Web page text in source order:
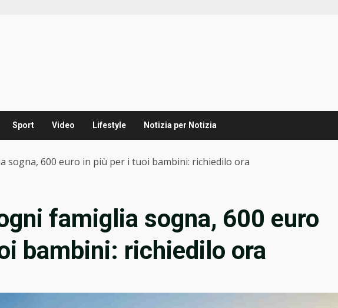
Sport Video Lifestyle Notizia per Notizia
sogna, 600 euro in più per i tuoi bambini: richiedilo ora
famiglia sogna, 600 euro
bambini: richiedilo ora